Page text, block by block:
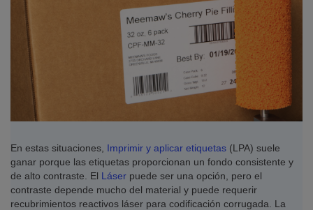
En estas situaciones, Imprimir y aplicar etiquetas (LPA) suele
ganar porque las etiquetas proporcionan un fondo consistente y
de alto contraste. El Láser puede ser una opción, pero el
contraste depende mucho del material y puede requerir
recubrimientos reactivos láser para codificación corrugada. La